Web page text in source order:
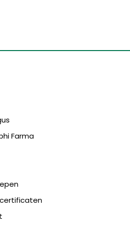
Farma